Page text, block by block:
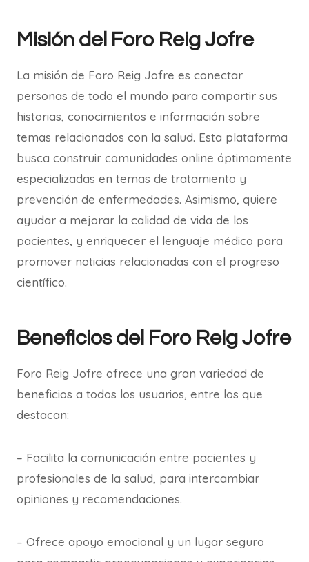
Misión del Foro Reig Jofre
La misión de Foro Reig Jofre es conectar
personas de todo el mundo para compartir sus
historias, conocimientos e información sobre
temas relacionados con la salud. Esta plataforma
busca construir comunidades online óptimamente
especializadas en temas de tratamiento y
prevención de enfermedades. Asimismo, quiere
ayudar a mejorar la calidad de vida de los
pacientes, y enriquecer el lenguaje médico para
promover noticias relacionadas con el progreso
científico.
Beneficios del Foro Reig Jofre
Foro Reig Jofre ofrece una gran variedad de
beneficios a todos los usuarios, entre los que
destacan:
– Facilita la comunicación entre pacientes y
profesionales de la salud, para intercambiar
opiniones y recomendaciones.
– Ofrece apoyo emocional y un lugar seguro